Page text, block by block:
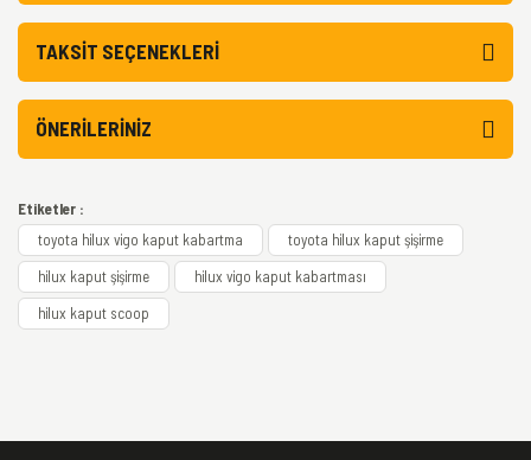
TAKSIT SEÇENEKLERI
ÖNERILERINIZ
Etiketler :
toyota hilux vigo kaput kabartma
toyota hilux kaput şişirme
hilux kaput şişirme
hilux vigo kaput kabartması
hilux kaput scoop